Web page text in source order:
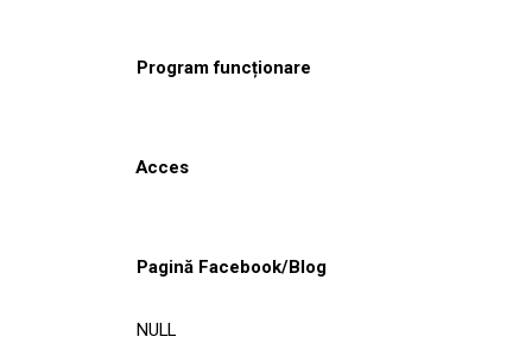
Program funcționare
Acces
Pagină Facebook/Blog
NULL